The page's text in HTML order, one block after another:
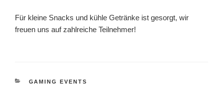
Für kleine Snacks und kühle Getränke ist gesorgt, wir
freuen uns auf zahlreiche Teilnehmer!
KATEGORIEN
GAMING EVENTS